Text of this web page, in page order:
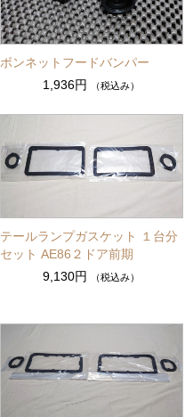
ボンネットフードバンパー
1,936円
（税込み）
テールランプガスケット １台分
セット AE86２ドア前期
9,130円
（税込み）